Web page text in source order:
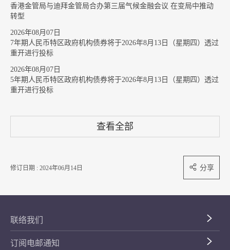
香港金管局与迪拜金管局合办第三届气候金融会议 在变局中推动
转型
2026年08月07日
7年期人民币特区政府机构债券将于2026年8月13日（星期四）透过
重开进行投标
2026年08月07日
5年期人民币特区政府机构债券将于2026年8月13日（星期四）透过
重开进行投标
查看全部
修订日期 : 2024年06月14日 分享
联络我们
订阅电邮通知